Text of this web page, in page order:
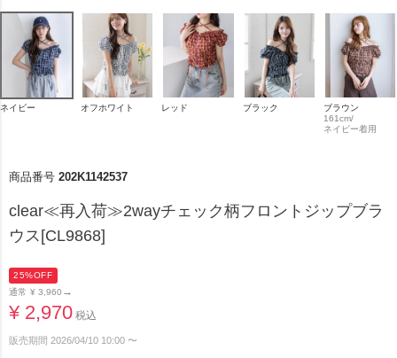
ネイビー オフホワイト レッド ブラック
ブラウン
161cm/
ネイビー着用
商品番号 202K1142537
clear≪再入荷≫2wayチェック柄フロントジップブラ
ウス[CL9868]
25%OFF
通常 ¥ 3,960 →
¥ 2,970 税込
販売期間 2026/04/10 10:00 〜